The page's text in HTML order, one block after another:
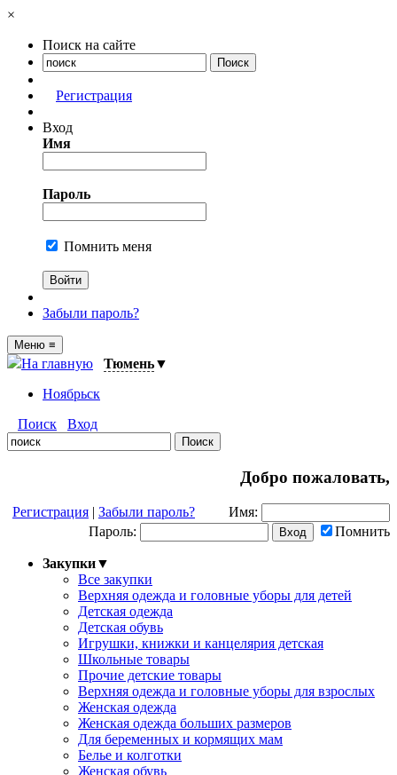
×
Поиск на сайте
Регистрация
Вход
Имя
Пароль
Помнить меня
Забыли пароль?
Меню ≡
На главную Тюмень▼
Ноябрьск
Поиск
Вход
Добро пожаловать,
Регистрация | Забыли пароль?
Имя:
Пароль:
Помнить
Закупки▼
Все закупки
Верхняя одежда и головные уборы для детей
Детская одежда
Детская обувь
Игрушки, книжки и канцелярия детская
Школьные товары
Прочие детские товары
Верхняя одежда и головные уборы для взрослых
Женская одежда
Женская одежда больших размеров
Для беременных и кормящих мам
Белье и колготки
Женская обувь